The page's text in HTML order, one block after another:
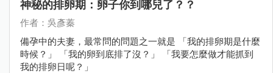
神秘的排卵期：卵子你到哪兒了？？
作者：吳彥蓁
備孕中的夫妻，最常問的問題之一就是 「我的排卵期是什麼
時候？」 「我的卵到底排了沒？」 「我要怎麼做才能抓到
我的排卵日呢？」